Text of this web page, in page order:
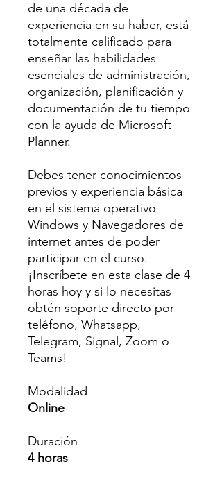
de una década de
experiencia en su haber, está
totalmente calificado para
enseñar las habilidades
esenciales de administración,
organización, planificación y
documentación de tu tiempo
con la ayuda de Microsoft
Planner.
Debes tener conocimientos
previos y experiencia básica
en el sistema operativo
Windows y Navegadores de
internet antes de poder
participar en el curso.
¡Inscríbete en esta clase de 4
horas hoy y si lo necesitas
obtén soporte directo por
teléfono, Whatsapp,
Telegram, Signal, Zoom o
Teams!
Modalidad
Online
Duración
4 horas